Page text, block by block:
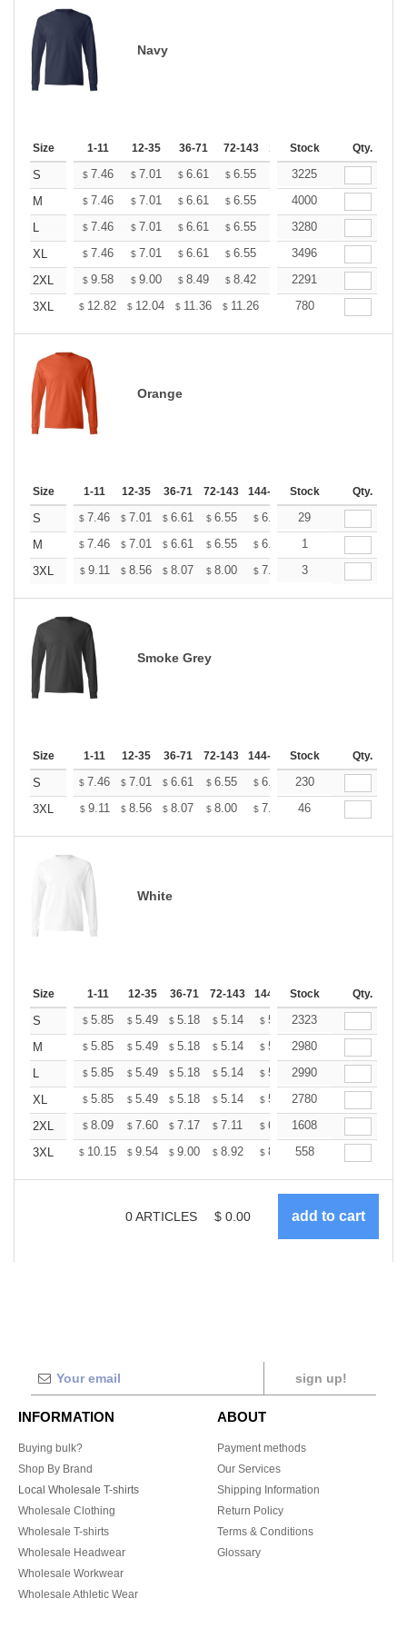
Navy
Size 1-11 12-35 36-71 72-143 144-287 288 + More
Stock Qty.
S $ 7.46 $ 7.01 $ 6.61 $ 6.55 6.44
3225
M
$ 7.46 $ 7.01 $ 6.61 $ 6.55 6.44
4000
L
$ 7.46 $ 7.01 $ 6.61 $ 6.55 6.44
3280
XL
$ 7.46 $ 7.01 $ 6.61 $ 6.55 6.44
3496
2XL
$ 9.58 $ 9.00 $ 8.49 $ 8.42 8.28
2291
3XL
$ 12.82 $ 12.04 $ 11.36 $ 11.26 11.07
780
Orange
Size 1-11 12-35 36-71 72-143 144-287 288 + More
Stock Qty.
S $ 7.46 $ 7.01 $ 6.61 $ 6.55 $ 6.44 $6.38
29
M
$ 7.46 $ 7.01 $ 6.61 $ 6.55 $ 6.44 $
1
3XL
$ 9.11 $ 8.56 $ 8.07 $ 8.00 $ 7.87 $
3
Smoke Grey
Size 1-11 12-35 36-71 72-143 144-287 288 + More
Stock Qty.
S $ 7.46 $ 7.01 $ 6.61 $ 6.55 $ 6.44 $6.38
230
3XL
$ 9.11 $ 8.56 $ 8.07 $ 8.00 $ 7.87 $7.80
46
White
Size 1-11 12-35 36-71 72-143 144-287 288 + More
Stock Qty.
S $ 5.85 $ 5.49 $ 5.18 $ 5.14 $ 5.05 $5.01
2323
M
$ 5.85 $ 5.49 $ 5.18 $ 5.14 $ 5.05 $5.01
2980
L
$ 5.85 $ 5.49 $ 5.18 $ 5.14 $ 5.05 $5.01
2990
XL
$ 5.85 $ 5.49 $ 5.18 $ 5.14 $ 5.05 $5.01
2780
2XL
$ 8.09 $ 7.60 $ 7.17 $ 7.11 $ 6.99 $6.93
1608
3XL
$ 10.15 $ 9.54 $ 9.00 $ 8.92 $ 8.77 $
558
0ARTICLES $ 0.00
sign up!
INFORMATION
Buying bulk?
Shop By Brand
Local Wholesale T-shirts
Wholesale Clothing
Wholesale T-shirts
Wholesale Headwear
Wholesale Workwear
Wholesale Athletic Wear
ABOUT
Payment methods
Our Services
Shipping Information
Return Policy
Terms & Conditions
Glossary